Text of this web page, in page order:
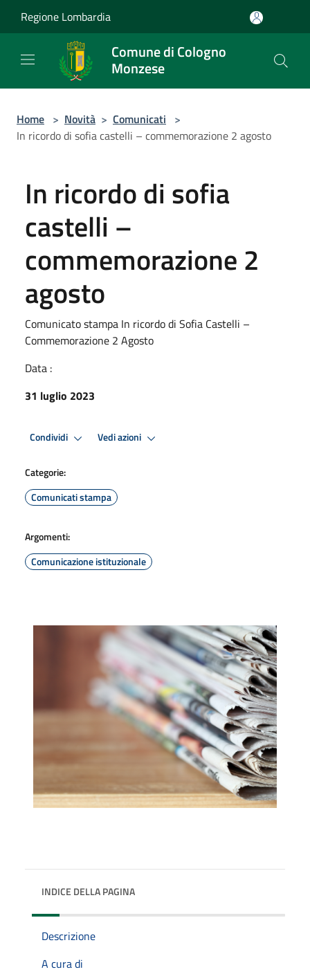
Regione Lombardia
Comune di Cologno
Monzese
Home > Novità > Comunicati >
In ricordo di sofia castelli – commemorazione 2 agosto
In ricordo di sofia
castelli –
commemorazione 2
agosto
Comunicato stampa In ricordo di Sofia Castelli –
Commemorazione 2 Agosto
Data :
31 luglio 2023
Condividi Vedi azioni
Categorie:
Comunicati stampa
Argomenti:
Comunicazione istituzionale
INDICE DELLA PAGINA
Descrizione
A cura di